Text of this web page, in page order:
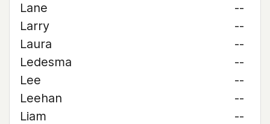
Lane
--
Larry
--
Laura
--
Ledesma
--
Lee
--
Leehan
--
Liam
--